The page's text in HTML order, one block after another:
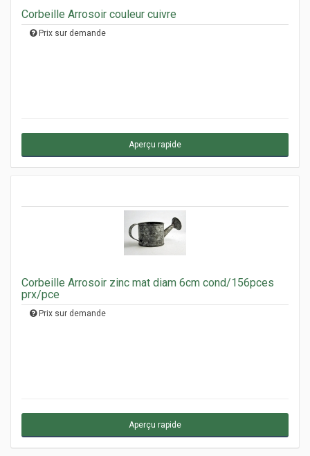
Corbeille Arrosoir couleur cuivre
Prix sur demande
Aperçu rapide
Corbeille Arrosoir zinc mat diam 6cm cond/156pces
prx/pce
Prix sur demande
Aperçu rapide